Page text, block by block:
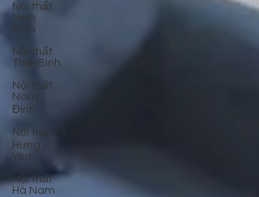
Nội thất
Ninh
Bình
Nội thất
Thái Bình
Nội thất
Nam
Định
Nội thất
Hưng
Yên
Nội thất
Hà Nam